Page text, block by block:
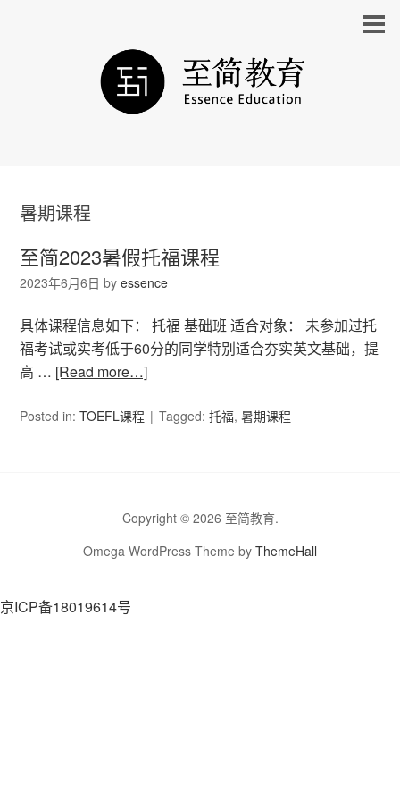
暑期课程
至简2023暑假托福课程
2023年6月6日 byessence
具体课程信息如下： 托福 基础班 适合对象： 未参加过托
福考试或实考低于60分的同学特别适合夯实英文基础，提
高 … [Read more…]
Posted in:TOEFL课程 Tagged:托福,暑期课程
Copyright © 2026 至简教育.
Omega WordPress Theme by ThemeHall
京ICP备18019614号